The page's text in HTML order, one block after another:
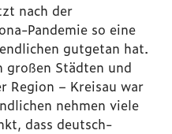
nach der
Pandemie so eine
gutgetan hat.
großen Städten und
Region – Kreisau war
nehmen viele
dass deutsch-